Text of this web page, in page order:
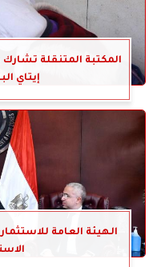
المكتبة المتنقلة تشارك
إيتاي
الهيئة العامة